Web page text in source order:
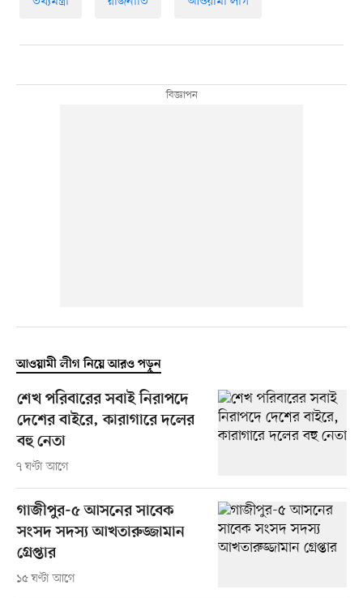
আওয়ামী লীগ নিয়ে আরও পড়ুন
শেখ পরিবারের সবাই নিরাপদে
দেশের বাইরে, কারাগারে দলের
বহু নেতা
৭ ঘণ্টা আগে
গাজীপুর-৫ আসনের সাবেক
সংসদ সদস্য আখতারুজ্জামান
গ্রেপ্তার
১৫ ঘণ্টা আগে